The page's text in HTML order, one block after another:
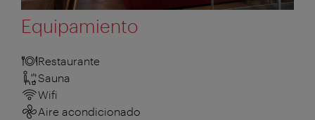
Equipamiento
Restaurante
Sauna
Wifi
Aire acondicionado